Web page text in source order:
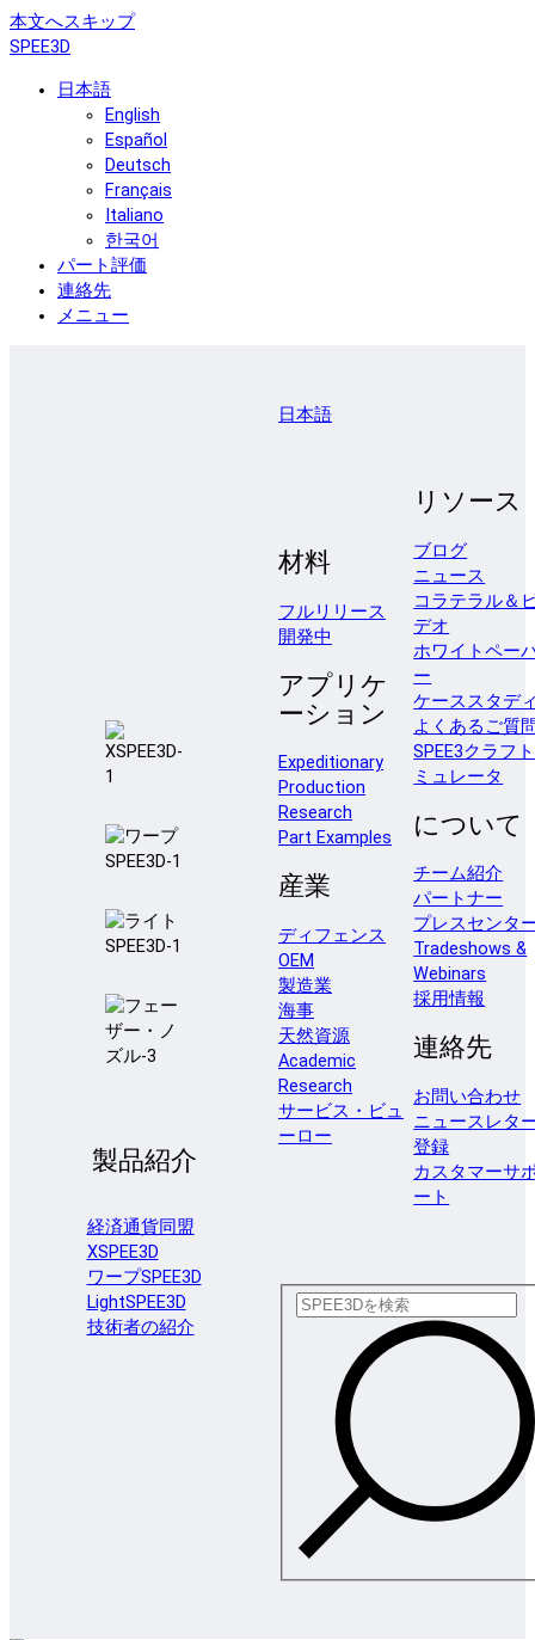
本文へスキップ
SPEE3D
日本語
English
Español
Deutsch
Français
Italiano
한국어
パート評価
連絡先
メニュー
製品紹介
経済通貨同盟
XSPEE3D
ワープSPEE3D
LightSPEE3D
技術者の紹介
日本語
材料
フルリリース
開発中
アプリケ
ーション
Expeditionary
Production
Research
Part Examples
産業
ディフェンス
OEM
製造業
海事
天然資源
Academic
Research
サービス・ビュ
ーロー
リソース
ブログ
ニュース
コラテラル＆
デオ
ホワイトペー
ー
ケーススタデ
よくあるご質
SPEE3クラフ
ミュレータ
について
チーム紹介
パートナー
プレスセンタ
Tradeshows &
Webinars
採用情報
連絡先
お問い合わせ
ニュースレタ
登録
カスタマーサ
ート